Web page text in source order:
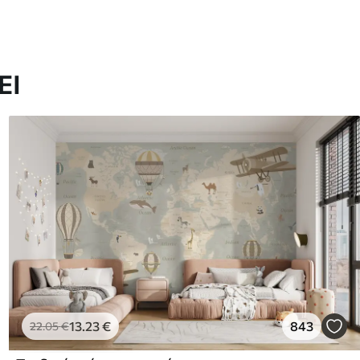
22.05€13.23€ 843